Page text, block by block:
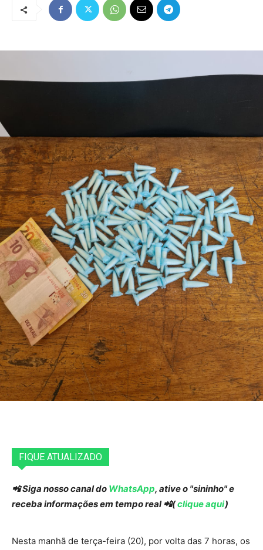
FIQUE ATUALIZADO
📲 Siga nosso canal do WhatsApp, ative o "sininho" e
receba informações em tempo real 📲(clique aqui)
Nesta manhã de terça-feira (20), por volta das 7 horas, os